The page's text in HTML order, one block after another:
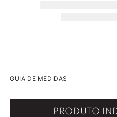
GUIA DE MEDIDAS
PRODUTO